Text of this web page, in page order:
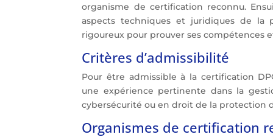
organisme de certification reconnu.
aspects techniques et juridiques de la
rigoureux pour prouver ses compétences
Critères d’admissibilité
Pour être admissible à la certification
une expérience pertinente dans la
cybersécurité ou en droit de la protection
Organismes de certification